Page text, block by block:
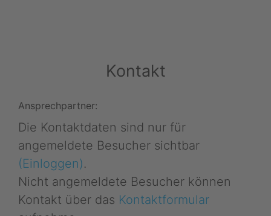
Kontakt
Ansprechpartner:
Die Kontaktdaten sind nur für
angemeldete Besucher sichtbar
(Einloggen).
Nicht angemeldete Besucher können
Kontakt über das Kontaktformular